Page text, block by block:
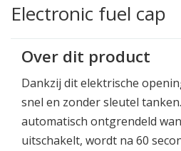
Electronic fuel cap
Over dit product
Dankzij dit elektrische
snel en zonder sleutel
automatisch ontgrendeld
uitschakelt, wordt na 60